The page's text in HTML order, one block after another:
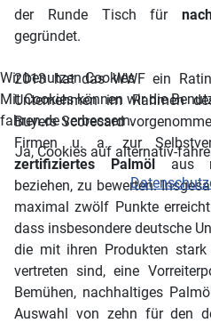
der Runde Tisch für
gegründet.
2013 hat das WWF ein
Unternehmen im Rahmen
Buyers Scorecard
Firmen u. a. zur
zertifiziertes Palmölaus
beziehen, zu bewerten.
maximal zwölf Punkte
dass insbesondere deutsche
die mit ihren Produkten
vertreten sind, eine
Bemühen, nachhaltiges
Auswahl von zehn für den
Wir benutzen Cookies
Mit Cookies können wir die
fahren.de verbessern.
Ja, Cookies auf alternativ-